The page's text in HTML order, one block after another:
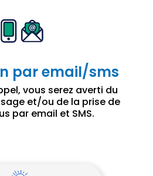
par email/sms
vous serez averti du
et/ou de la prise de
par email et SMS.